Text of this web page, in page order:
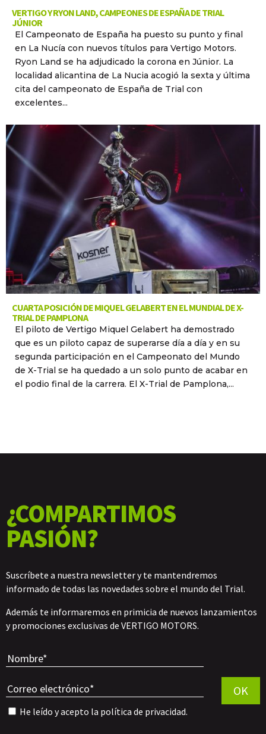
VERTIGO Y RYON LAND, CAMPEONES DE ESPAÑA DE TRIAL
JÚNIOR
El Campeonato de España ha puesto su punto y final
en La Nucía con nuevos títulos para Vertigo Motors.
Ryon Land se ha adjudicado la corona en Júnior. La
localidad alicantina de La Nucia acogió la sexta y última
cita del campeonato de España de Trial con
excelentes...
CUARTA POSICIÓN DE MIQUEL GELABERT EN EL MUNDIAL DE X-
TRIAL DE PAMPLONA
El piloto de Vertigo Miquel Gelabert ha demostrado
que es un piloto capaz de superarse día a día y en su
segunda participación en el Campeonato del Mundo
de X-Trial se ha quedado a un solo punto de acabar en
el podio final de la carrera. El X-Trial de Pamplona,...
¿COMPARTIMOS
PASIÓN?
Suscríbete a nuestra newsletter y te mantendremos
informado de todas las novedades sobre el mundo del Trial.
Además te informaremos en primicia de nuevos lanzamientos
y promociones exclusivas de VERTIGO MOTORS.
He leído y acepto la política de privacidad.
OK